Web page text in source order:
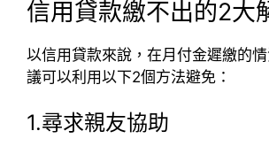
信用貸款繳不出的2大
以信用貸款來說，在月付金遲繳的
議可以利用以下2個方法避免：
1.尋求親友協助